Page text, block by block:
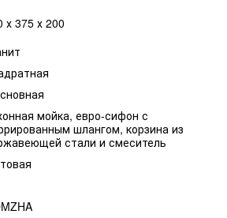
х 375 х 200
мойка, евро-сифон с
шлангом, корзина из
стали и смеситель